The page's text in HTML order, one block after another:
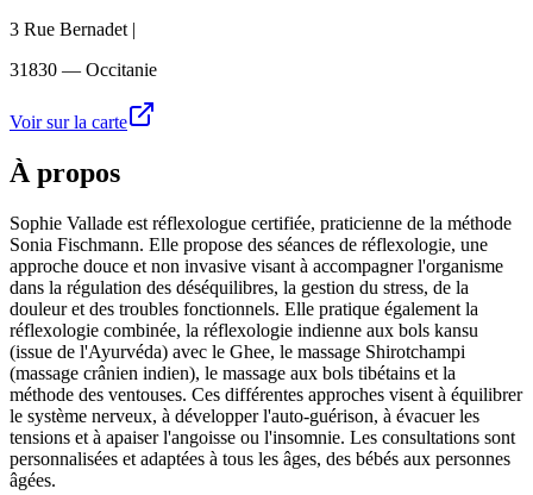
3 Rue Bernadet |
31830 — Occitanie
Voir sur la carte
À propos
Sophie Vallade est réflexologue certifiée, praticienne de la méthode
Sonia Fischmann. Elle propose des séances de réflexologie, une
approche douce et non invasive visant à accompagner l'organisme
dans la régulation des déséquilibres, la gestion du stress, de la
douleur et des troubles fonctionnels. Elle pratique également la
réflexologie combinée, la réflexologie indienne aux bols kansu
(issue de l'Ayurvéda) avec le Ghee, le massage Shirotchampi
(massage crânien indien), le massage aux bols tibétains et la
méthode des ventouses. Ces différentes approches visent à équilibrer
le système nerveux, à développer l'auto-guérison, à évacuer les
tensions et à apaiser l'angoisse ou l'insomnie. Les consultations sont
personnalisées et adaptées à tous les âges, des bébés aux personnes
âgées.